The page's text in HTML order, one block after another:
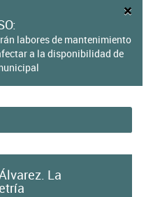
×
labores de mantenimiento
a la disponibilidad de
La